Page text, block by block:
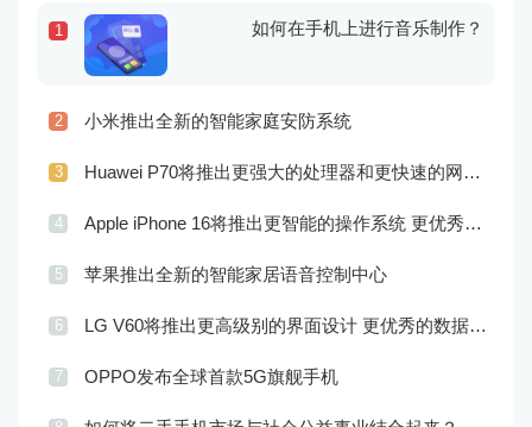
1 如何在手机上进行音乐制作？
2 小米推出全新的智能家庭安防系统
3 Huawei P70将推出更强大的处理器和更快速的网络连接
4 Apple iPhone 16将推出更智能的操作系统 更优秀的音频效果
5 苹果推出全新的智能家居语音控制中心
6 LG V60将推出更高级别的界面设计 更优秀的数据隐私保护
7 OPPO发布全球首款5G旗舰手机